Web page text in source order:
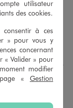
GÉMO d’un
cartes cadeau
plusieurs fois, pour
cartes cadeau
occasions.
utilisateur
des cookies.
à ces
» pour vous y
concernant
« Valider » pour
modifier
« Gestion